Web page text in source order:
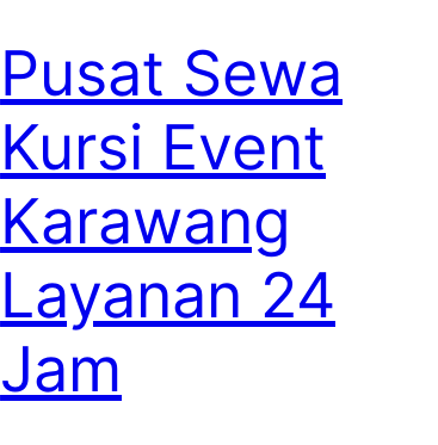
Pusat Sewa
Kursi Event
Karawang
Layanan 24
Jam